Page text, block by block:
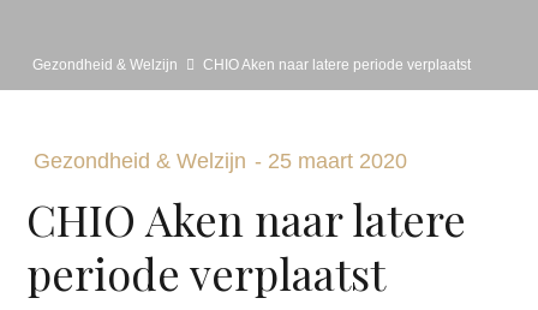
Gezondheid & Welzijn CHIO Aken naar latere periode verplaatst
Gezondheid & Welzijn - 25 maart 2020
CHIO Aken naar latere
periode verplaatst